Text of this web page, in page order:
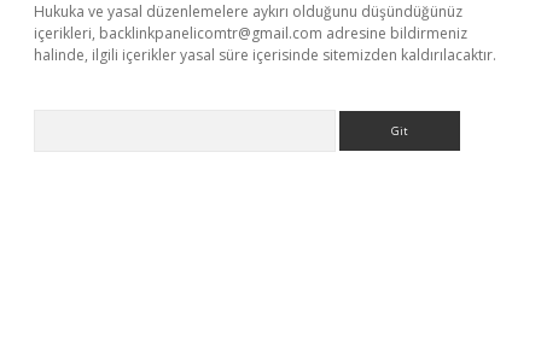
Hukuka ve yasal düzenlemelere aykırı olduğunu düşündüğünüz
içerikleri, backlinkpanelicomtr@gmail.com adresine bildirmeniz
halinde, ilgili içerikler yasal süre içerisinde sitemizden kaldırılacaktır.